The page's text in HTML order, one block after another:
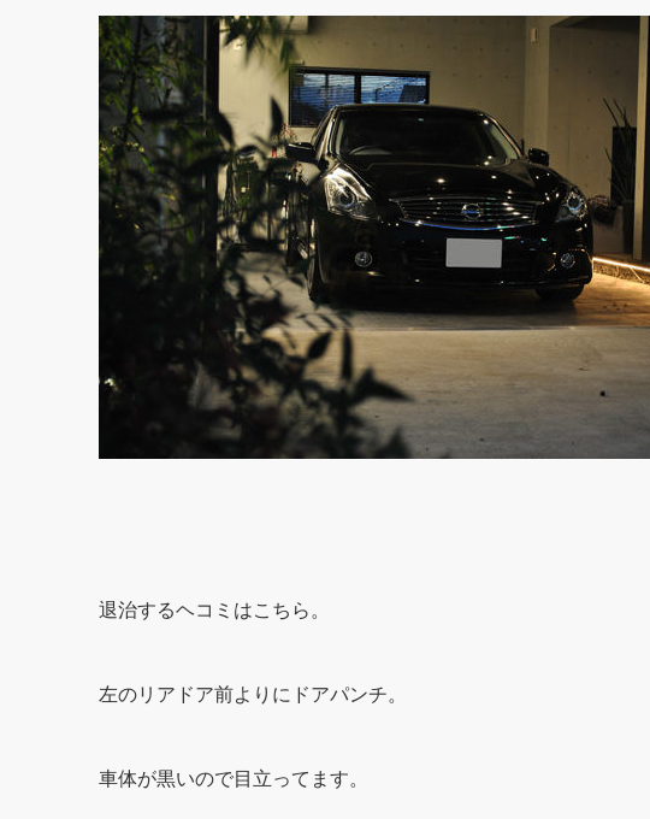
退治するヘコミはこちら。
左のリアドア前よりにドアパンチ。
車体が黒いので目立ってます。